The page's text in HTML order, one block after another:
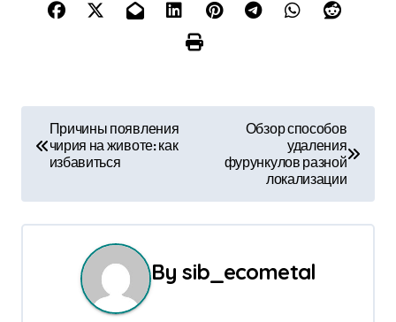
в
и
Причины появления
чирия на животе: как
избавиться
Обзор способов
удаления
фурункулов разной
локализации
Bysib_ecometal